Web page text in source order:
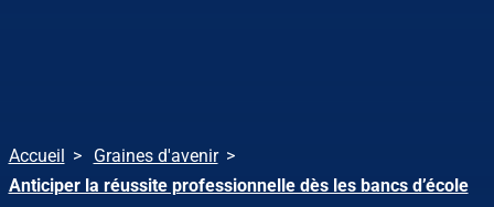
Accueil
Graines d'avenir
Anticiper la réussite professionnelle dès les bancs d’école